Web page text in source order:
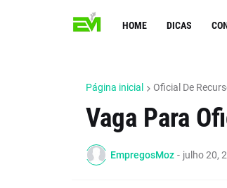
HOME DICAS
Página inicial Oficial De
Vaga Para
EmpregosMoz - julho 20,